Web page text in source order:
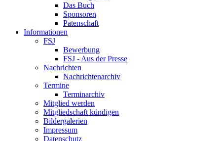
Das Buch
Sponsoren
Patenschaft
Informationen
FSJ
Bewerbung
FSJ - Aus der Presse
Nachrichten
Nachrichtenarchiv
Termine
Terminarchiv
Mitglied werden
Mitgliedschaft kündigen
Bildergalerien
Impressum
Datenschutz